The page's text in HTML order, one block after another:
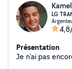
LG
Présentation